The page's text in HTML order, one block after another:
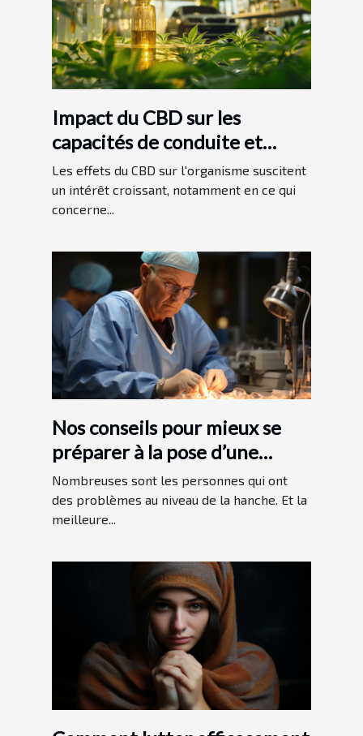
Impact du CBD sur les
capacités de conduite et
conseils de prudence
Les effets du CBD sur l'organisme suscitent
un intérêt croissant, notamment en ce qui
concerne...
Nos conseils pour mieux se
préparer à la pose d’une
prothèse de hanche
Nombreuses sont les personnes qui ont
des problèmes au niveau de la hanche. Et la
meilleure...